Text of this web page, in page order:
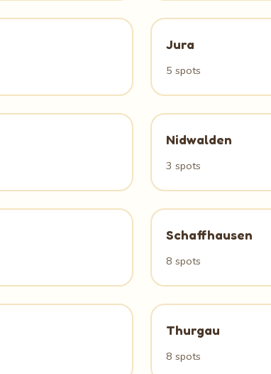
Jura
5 spots
Nidwalden
3 spots
Schaffhausen
8 spots
Thurgau
8 spots